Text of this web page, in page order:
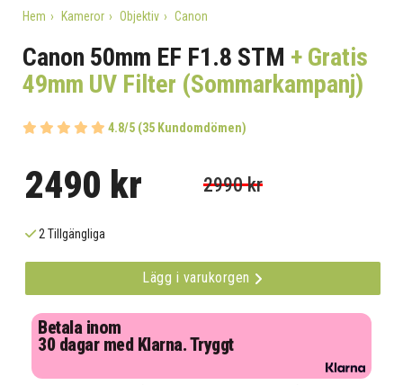
Hem Kameror Objektiv Canon
Canon 50mm EF F1.8 STM + Gratis
49mm UV Filter (Sommarkampanj)
4.8/5 (35 Kundomdömen)
2490 kr 2990 kr
2 Tillgängliga
Lägg i varukorgen
Betala inom
30 dagar med Klarna. Tryggt